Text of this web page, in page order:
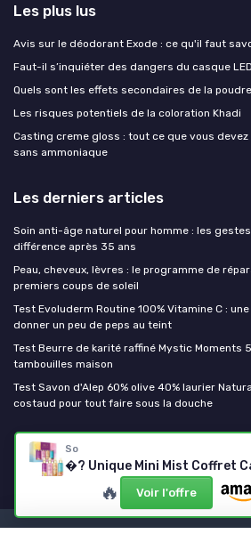
So
🔥 Voir l'offre
Les plus lus
Avis sur le déodorant Exode : ce qu'il faut
Faut-il s’inquiéter des dangers du casque
Quels sont les effets secondaires de la
Les risques potentiels de la coloration Khadi
Casting creme gloss : tout ce que vous
sans ammoniaque
Les derniers articles
Soin anti-âge naturel pour homme : les
différence après 35 ans
Peau, cheveux, lèvres : le programme de
premiers coups de soleil
Test Evoluderm Routine 100% Vitamine C :
donner un peu de peps au teint
Test Beurre de karité raffiné Mystic Moments
tambouilles maison
Test Savon d'Alep 60% olive 40% laurier
costaud pour tout faire sous la douche
Mes cosmetiques bio